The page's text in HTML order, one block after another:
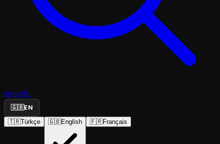
Search...
🇬🇧EN
🇹🇷Türkçe 🇬🇧English 🇫🇷Français